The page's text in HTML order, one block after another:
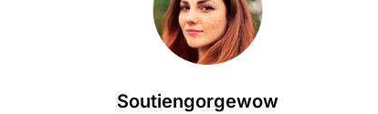
Soutiengorgewow